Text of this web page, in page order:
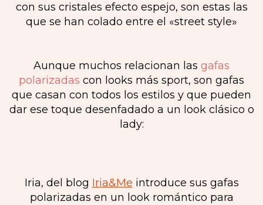
con sus cristales efecto espejo, son estas las
que se han colado entre el «street style»
Aunque muchos relacionan las gafas
polarizadas con looks más sport, son gafas
que casan con todos los estilos y que pueden
dar ese toque desenfadado a un look clásico o
lady:
Iria, del blog Iria&Me introduce sus gafas
polarizadas en un look romántico para